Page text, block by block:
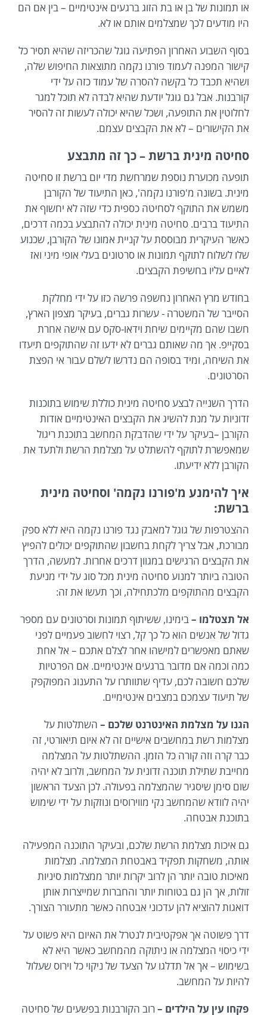
או תמונות של בן או בת הזוג ברגעים אינטימיים – בין אם הם
היו מודעים לכך שמצלמים אותם או לא.
בסוף השבוע האחרון הפתיעה גוגל שהכריזה שהיא תסיר כל
קישור המפנה לעמוד פורנו נקמה מתוצאות החיפוש שלה,
ושהיא תכבד כל בקשה להסרה של עמוד כזה על ידי
קורבנות. אבל גם גוגל יודעת שהיא לבדה לא תוכל למגר
לחלוטין את התופעה, ושכל שהיא יכולה לעשות זה להסיר
את הקישורים – לא את הקבצים עצמם.
סחיטה מינית ברשת – כך זה מתבצע
תופעה מכוערת נוספת שמרחשת מדי יום ברשת זו סחיטה
מינית. בשונה מ'פורנו נקמה', כאן התיעוד של הקורבן
משמש את התוקף לסחיטה כספית כדי שזה לא יחשוף את
התיעוד ברבים. סחיטה מינית יכולה להתבצע בכמה דרכים,
כאשר העיקרית מבוססת על קניית אמונו של הקורבן, שכנוע
שלו לשלוח לתוקף תמונות או סרטונים בעלי אופי מיני ואז
לאיים עליו בחשיפת הקבצים.
בחודש מרץ האחרון נחשפה פרשה כזו על ידי מחלקת
הסייבר של המשטרה - עשרות גברים, בעיקר מצפון הארץ,
חשבו שהם מקיימים שיחת וידאו-סקס עם אישה אחרת
בסקייפ. אך מה שאותם גברים לא ידעו זה שהתוקפים תיעדו
את השיחה, ומיד בסופה הם נדרשו לשלם עבור אי הפצת
הסרטונים.
הדרך השנייה לבצע סחיטה מינית כוללת שימוש בתוכנות
זדוניות על מנת להשיג את הקבצים האינטימיים אודות
הקורבן –בעיקר על ידי שהדבקת המחשב בתוכנת ריגול
שמאפשרת לתוקף להשתלט על מצלמת הרשת ולתעד את
הקורבן ללא ידיעתו.
איך להימנע מ'פורנו נקמה' וסחיטה מינית
ברשת:
ההצטרפות של גוגל למאבק נגד פורנו נקמה היא ללא ספק
מבורכת, אבל צריך לקחת בחשבון שהתוקפים יכולים להפיץ
את הקבצים הרגישים במגוון דרכים אחרות. למעשה, הדרך
הטובה ביותר למנוע סחיטה מינית מכל סוג על ידי מניעת
הקבצים מהתוקפים מלכתחילה, וכך תעשו את זה:
אל תצטלמו –בימינו, ששיתוף תמונות וסרטונים עם מספר
גדול של אנשים הוא כל כך קל, רצוי לחשוב פעמיים לפני
שאתם מאפשרים למישהו אחר לצלם אתכם – אל אחת
כמה וכמה אם מדובר ברגעים אינטימיים. אם הפרטיות
שלכם חשובה לכם, עדיף שתוותרו על התענוג המפוקפק
של תיעוד עצמכם במצבים אינטימיים.
הגנו על מצלמת האינטרנט שלכם – השתלטות על
מצלמות רשת במחשבים אישיים זה לא איום תיאורטי, זה
כבר קרה וזה קורה כל הזמן. ההשתלטות על המצלמה
מחייבת שתילת תוכנה זדונית על המחשב, ולרוב לא יהיה
שום סימן שיסגיר שהמצלמה בפעולה. לכן הצעד הראשון
יהיה לוודא שהמחשב נקי מווירוסים ונוזקות על ידי שימוש
בתוכנת אבטחה.
גם איכות מצלמת הרשת שלכם, ובעיקר התוכנה המפעילה
אותה, משחקות תפקיד באבטחת המצלמה. מצלמות
מאיכות טובה יותר הן לרוב יקרות יותר ממצלמות סיניות
זולות, אך הן גם בטוחות יותר והחברות שמייצרות אותן
דואגות להוציא להן עדכוני אבטחה כאשר מתעורר הצורך.
דרך פשוטה אך אפקטיבית לנטרל את האיום היא פשוט על
ידי כיסוי המצלמה או ניתוקה מהמחשב כאשר היא לא
בשימוש – אך אל תדלגו על הצעד של ניקוי כל וירוס שעלול
להיות על המחשב.
פקחו עין על הילדים –רוב הקורבנות בפשעים של סחיטה